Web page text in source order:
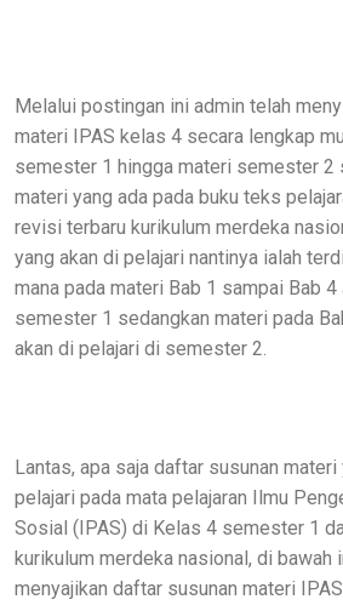
Melalui postingan ini admin telah
materi IPAS kelas 4 secara lengkap
semester 1 hingga materi semester 2
materi yang ada pada buku teks
revisi terbaru kurikulum merdeka
yang akan di pelajari nantinya ialah
mana pada materi Bab 1 sampai Bab
semester 1 sedangkan materi pada
akan di pelajari di semester 2.
Lantas, apa saja daftar susunan materi
pelajari pada mata pelajaran Ilmu
Sosial (IPAS) di Kelas 4 semester 1
kurikulum merdeka nasional, di bawah
menyajikan daftar susunan materi